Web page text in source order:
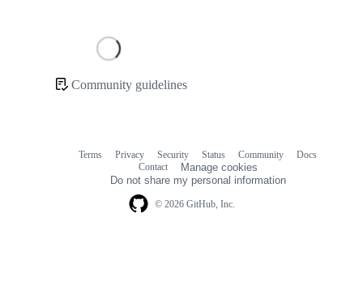
Community guidelines
© 2026 GitHub, Inc.
Terms Privacy Security Status Community
Docs
Contact
Manage cookies
Do not share my personal information